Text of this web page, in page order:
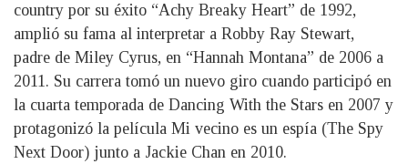
country por su éxito “Achy Breaky Heart” de 1992,
amplió su fama al interpretar a Robby Ray Stewart,
padre de Miley Cyrus, en “Hannah Montana” de 2006 a
2011. Su carrera tomó un nuevo giro cuando participó en
la cuarta temporada de Dancing With the Stars en 2007 y
protagonizó la película Mi vecino es un espía (The Spy
Next Door) junto a Jackie Chan en 2010.